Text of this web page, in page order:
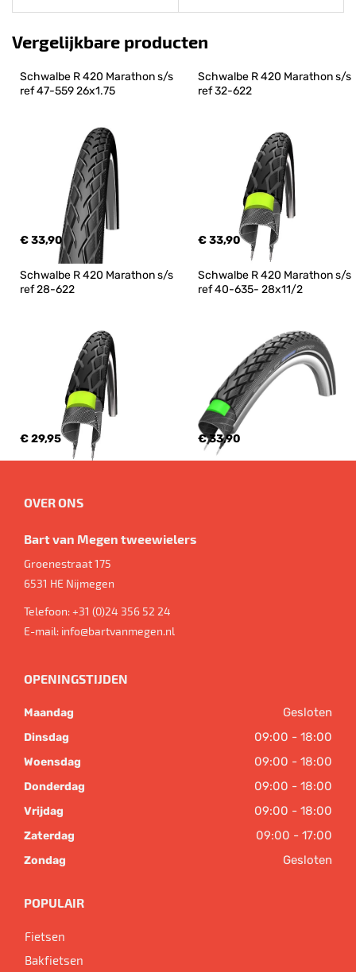
Vergelijkbare producten
Schwalbe R 420 Marathon s/s
ref 47-559 26x1.75
€ 33,90
Schwalbe R 420 Marathon s/s
ref 32-622
€ 33,90
Schwalbe R 420 Marathon s/s
ref 28-622
€ 29,95
Schwalbe R 420 Marathon s/s
ref 40-635- 28x11/2
€ 33,90
OVER ONS
Bart van Megen tweewielers
Groenestraat 175
6531 HE Nijmegen
Telefoon:+31 (0)24 356 52 24
E-mail: info@bartvanmegen.nl
OPENINGSTIJDEN
Maandag Gesloten
Dinsdag 09:00 - 18:00
Woensdag 09:00 - 18:00
Donderdag 09:00 - 18:00
Vrijdag 09:00 - 18:00
Zaterdag 09:00 - 17:00
Zondag Gesloten
POPULAIR
Fietsen
Bakfietsen